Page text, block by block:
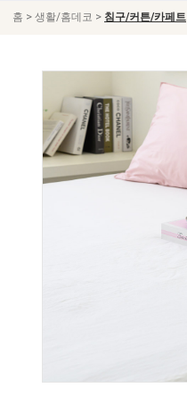
홈 > 생활/홈데코 > 침구/커튼/카페트